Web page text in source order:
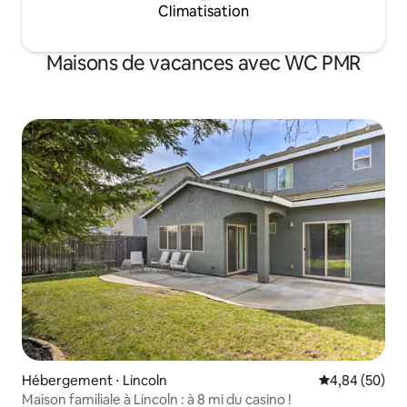
Climatisation
Maisons de vacances avec WC PMR
Hébergement ⋅ Lincoln Évaluation
4,84 (50)
Maison familiale à Lincoln : à 8 mi du casino !